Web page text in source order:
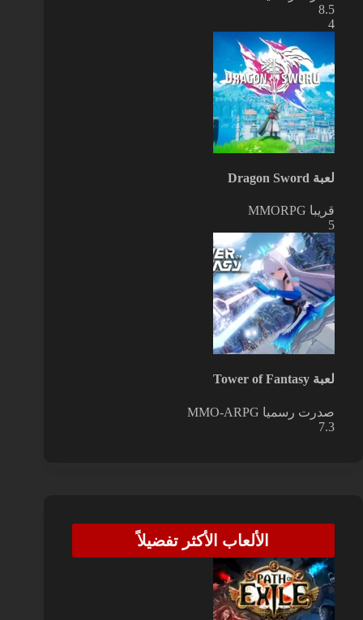
8.5
4
لعبة Dragon Sword
قريبا MMORPG
5
لعبة Tower of Fantasy
صدرت رسميا MMO-ARPG
7.3
الألعاب الأكثر تفضيلاً